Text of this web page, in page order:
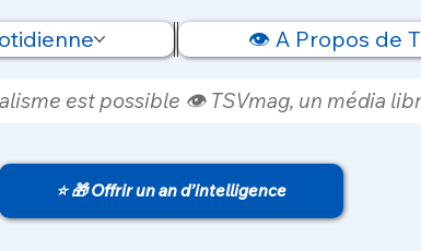
👁️ A Propos de
est possible 👁️ TSVmag, un média
⭐ 🎁 Offrir un an d’intelligence